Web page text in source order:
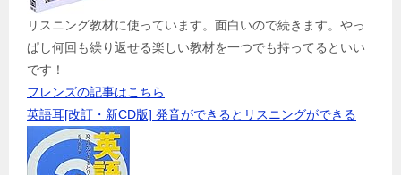
リスニング教材に使っています。面白いので続きます。やっ
ぱし何回も繰り返せる楽しい教材を一つでも持ってるといい
です！
フレンズの記事はこちら
英語耳[改訂・新CD版] 発音ができるとリスニングができる